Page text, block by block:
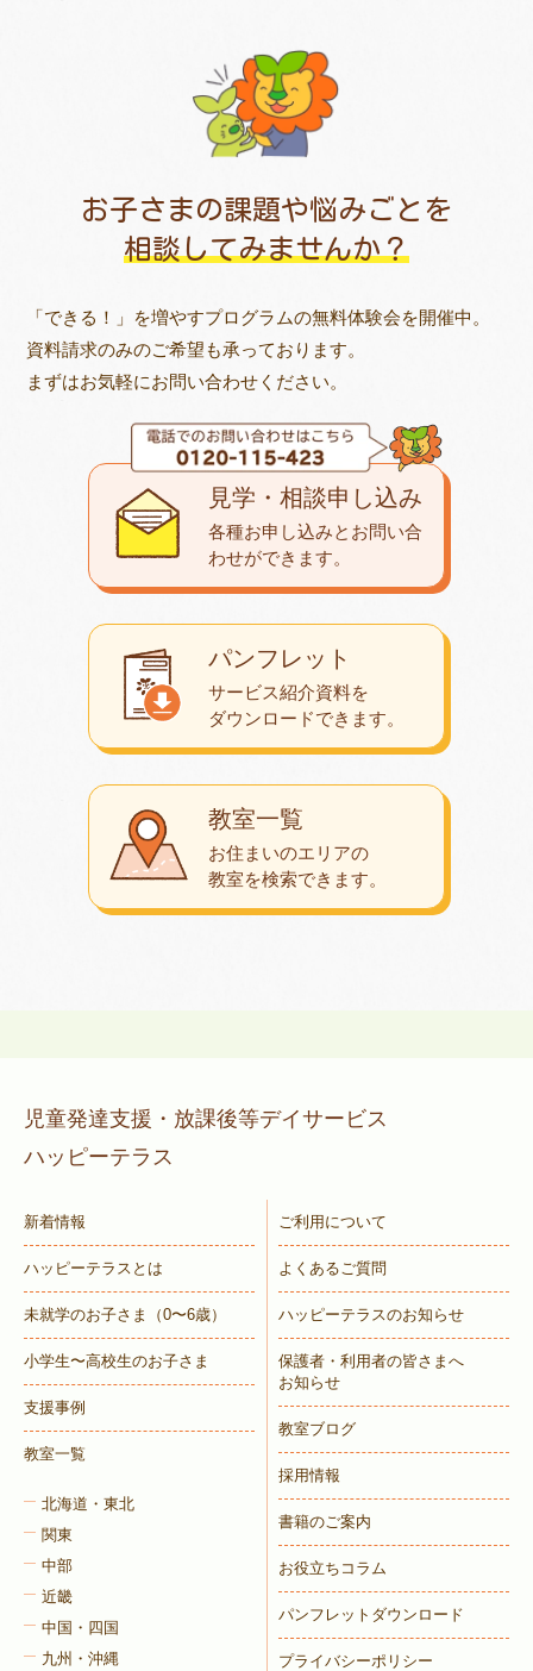
お子さまの課題や悩みごとを
相談してみませんか？
「できる！」を増やすプログラムの無料体験会を開催中。
資料請求のみのご希望も承っております。
まずはお気軽にお問い合わせください。
教室一覧
お住まいのエリアの
教室を検索できます。
パンフレット
サービス紹介資料を
ダウンロードできます。
見学・相談申し込み
各種お申し込みとお問い合
わせができます。
児童発達支援・放課後等デイサービス
ハッピーテラス
新着情報
ハッピーテラスとは
未就学のお子さま （0〜6歳）
小学生〜高校生のお子さま
支援事例
教室一覧
北海道・東北
関東
中部
近畿
中国・四国
九州・沖縄
ご利用について
よくあるご質問
ハッピーテラスのお知らせ
保護者・利用者の皆さまへ
お知らせ
教室ブログ
採用情報
書籍のご案内
お役立ちコラム
パンフレットダウンロード
プライバシーポリシー